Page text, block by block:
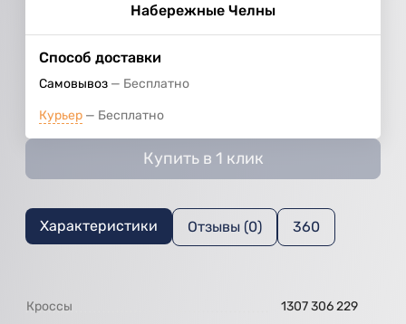
Набережные Челны
Способ доставки
Самовывоз Бесплатно
Курьер Бесплатно
Купить в 1 клик
Характеристики Отзывы (0) 360
Кроссы 1307 306 229